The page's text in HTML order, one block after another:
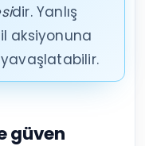
dir. Yanlış
aksiyonuna
güven